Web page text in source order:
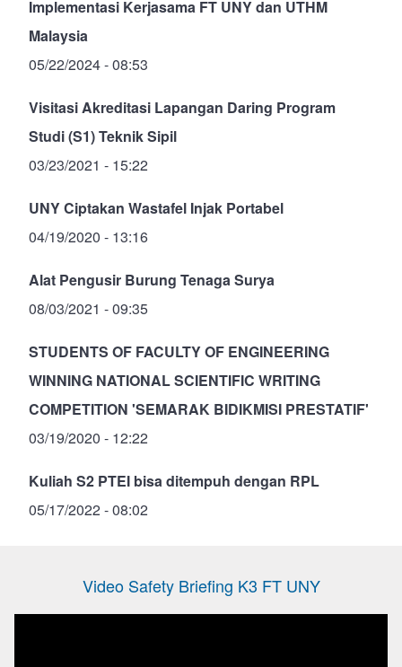
Implementasi Kerjasama FT UNY dan UTHM
Malaysia
05/22/2024 - 08:53
Visitasi Akreditasi Lapangan Daring Program
Studi (S1) Teknik Sipil
03/23/2021 - 15:22
UNY Ciptakan Wastafel Injak Portabel
04/19/2020 - 13:16
Alat Pengusir Burung Tenaga Surya
08/03/2021 - 09:35
STUDENTS OF FACULTY OF ENGINEERING
WINNING NATIONAL SCIENTIFIC WRITING
COMPETITION 'SEMARAK BIDIKMISI PRESTATIF'
03/19/2020 - 12:22
Kuliah S2 PTEI bisa ditempuh dengan RPL
05/17/2022 - 08:02
Video Safety Briefing K3 FT UNY